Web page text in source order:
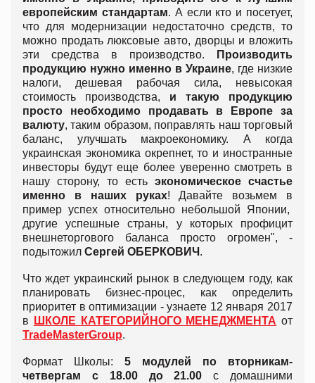
европейским стандартам. А если кто и посетует,
что для модернизации недостаточно средств, то
можно продать люксовые авто, дворцы и вложить
эти средства в производство.
Производить
продукцию нужно именно в Украине, где низкие
налоги, дешевая рабочая сила, невысокая
стоимость производства, и такую продукцию
просто необходимо продавать в Европе за
валюту, таким образом, поправлять наш торговый
баланс, улучшать макроекономику. А когда
украинская экономика окрепнет, то и иностранные
инвесторы будут еще более уверенно смотреть в
нашу сторону, то есть экономическое счастье
именно в наших руках! Давайте возьмем в
пример успех относительно небольшой Японии,
другие успешные страны, у которых профицит
внешнеторгового баланса просто огромен", -
подытожил Сергей ОБЕРКОВИЧ .
Что ждет украинский рынок в следующем году, как
планировать бизнес-процес, как определить
приоритет в оптимизации - узнаете 12 января 2017
в
ШКОЛЕ КАТЕГОРИЙНОГО МЕНЕДЖМЕНТА от
TradeMasterGroup.
Формат Школы: 5 модулей по вторникам-
четвергам с 18.00 до 21.00 с домашними